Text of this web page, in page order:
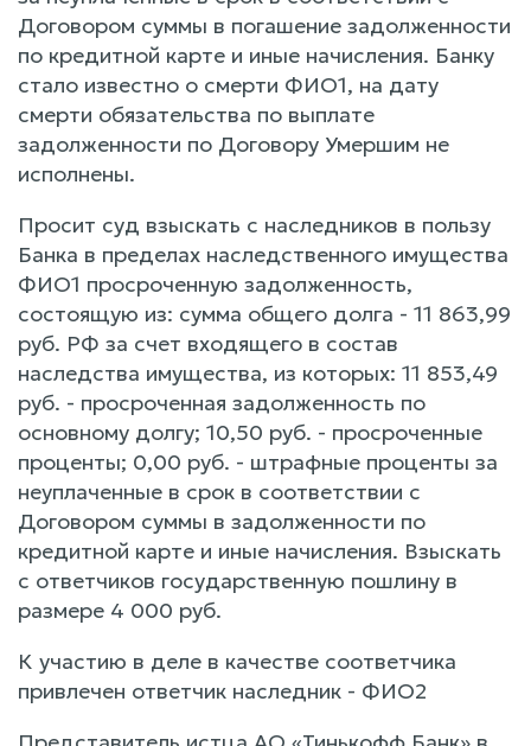
Договором суммы в погашение задолженности
по кредитной карте и иные начисления. Банку
стало известно о смерти ФИО1, на дату
смерти обязательства по выплате
задолженности по Договору Умершим не
исполнены.
Просит суд взыскать с наследников в пользу
Банка в пределах наследственного имущества
ФИО1 просроченную задолженность,
состоящую из: сумма общего долга - 11 863,99
руб. РФ за счет входящего в состав
наследства имущества, из которых: 11 853,49
руб. - просроченная задолженность по
основному долгу; 10,50 руб. - просроченные
проценты; 0,00 руб. - штрафные проценты за
неуплаченные в срок в соответствии с
Договором суммы в задолженности по
кредитной карте и иные начисления. Взыскать
с ответчиков государственную пошлину в
размере 4 000 руб.
К участию в деле в качестве соответчика
привлечен ответчик наследник - ФИО2